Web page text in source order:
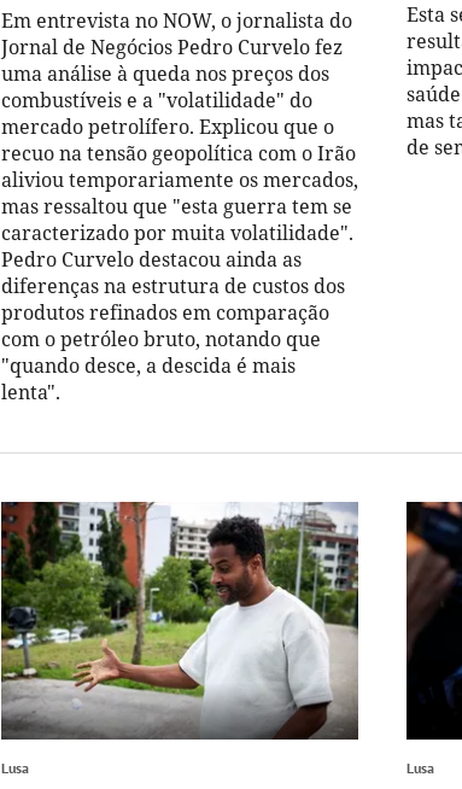
Em entrevista no NOW, o jornalista do
Jornal de Negócios Pedro Curvelo fez
uma análise à queda nos preços dos
combustíveis e a "volatilidade" do
mercado petrolífero. Explicou que o
recuo na tensão geopolítica com o Irão
aliviou temporariamente os mercados,
mas ressaltou que "esta guerra tem se
caracterizado por muita volatilidade".
Pedro Curvelo destacou ainda as
diferenças na estrutura de custos dos
produtos refinados em comparação
com o petróleo bruto, notando que
"quando desce, a descida é mais
lenta".
Esta
mas
de
Lusa Lusa